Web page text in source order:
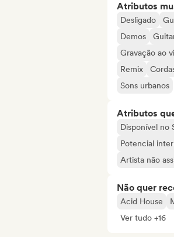
Atributos
Desligado
Demos
Gravação ao
Remix
Sons urbanos
Atributos
Disponível no
Potencial
Artista não
Não quer
Acid House
Ver tudo +16